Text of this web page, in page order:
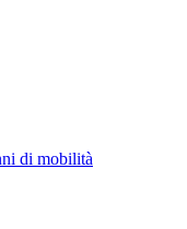
di mobilità